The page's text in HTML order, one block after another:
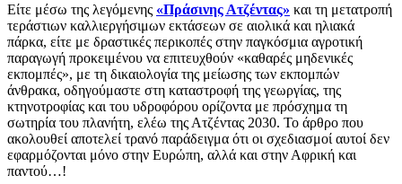
Είτε μέσω της λεγόμενης «Πράσινης Ατζέντας» και τη μετατροπή
τεράστιων καλλιεργήσιμων εκτάσεων σε αιολικά και ηλιακά
πάρκα, είτε με δραστικές περικοπές στην παγκόσμια αγροτική
παραγωγή προκειμένου να επιτευχθούν «καθαρές μηδενικές
εκπομπές», με τη δικαιολογία της μείωσης των εκπομπών
άνθρακα, οδηγούμαστε στη καταστροφή της γεωργίας, της
κτηνοτροφίας και του υδροφόρου ορίζοντα με πρόσχημα τη
σωτηρία του πλανήτη, ελέω της Ατζέντας 2030. Το άρθρο που
ακολουθεί αποτελεί τρανό παράδειγμα ότι οι σχεδιασμοί αυτοί δεν
εφαρμόζονται μόνο στην Ευρώπη, αλλά και στην Αφρική και
παντού…!